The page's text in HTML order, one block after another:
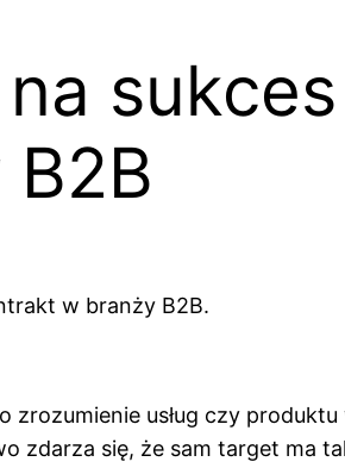
w branży B2B.
usług czy
zdarza się, że sam target ma